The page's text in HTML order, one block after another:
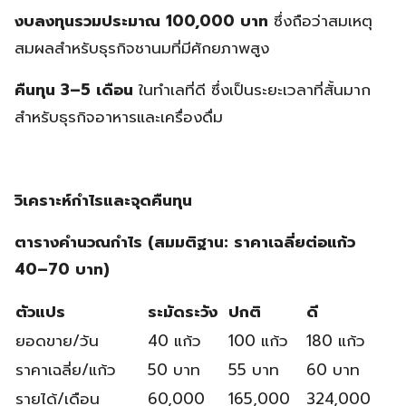
งบลงทุนรวมประมาณ 100,000 บาท ซึ่งถือว่าสมเหตุ
สมผลสำหรับธุรกิจชานมที่มีศักยภาพสูง
คืนทุน 3–5 เดือน ในทำเลที่ดี ซึ่งเป็นระยะเวลาที่สั้นมาก
สำหรับธุรกิจอาหารและเครื่องดื่ม
วิเคราะห์กำไรและจุดคืนทุน
ตารางคำนวณกำไร (สมมติฐาน: ราคาเฉลี่ยต่อแก้ว
40–70 บาท)
ตัวแปร
ระมัดระวัง ปกติ
ดี
ยอดขาย/วัน
40 แก้ว 100 แก้ว
180 แก้ว
ราคาเฉลี่ย/แก้ว
50 บาท 55 บาท
60 บาท
รายได้/เดือน
60,000 165,000 324,000